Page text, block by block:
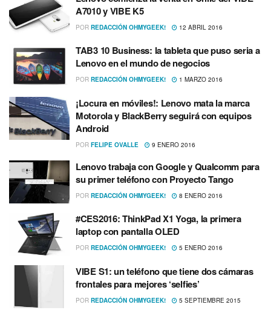
A7010 y VIBE K5
POR REDACCIÓN OHMYGEEK! 12 ABRIL 2016
TAB3 10 Business: la tableta que puso seria a
Lenovo en el mundo de negocios
POR REDACCIÓN OHMYGEEK! 1 MARZO 2016
¡Locura en móviles!: Lenovo mata la marca
Motorola y BlackBerry seguirá con equipos
Android
POR FELIPE OVALLE 9 ENERO 2016
Lenovo trabaja con Google y Qualcomm para
su primer teléfono con Proyecto Tango
POR REDACCIÓN OHMYGEEK! 8 ENERO 2016
#CES2016: ThinkPad X1 Yoga, la primera
laptop con pantalla OLED
POR REDACCIÓN OHMYGEEK! 5 ENERO 2016
VIBE S1: un teléfono que tiene dos cámaras
frontales para mejores ‘selfies’
POR REDACCIÓN OHMYGEEK! 5 SEPTIEMBRE 2015